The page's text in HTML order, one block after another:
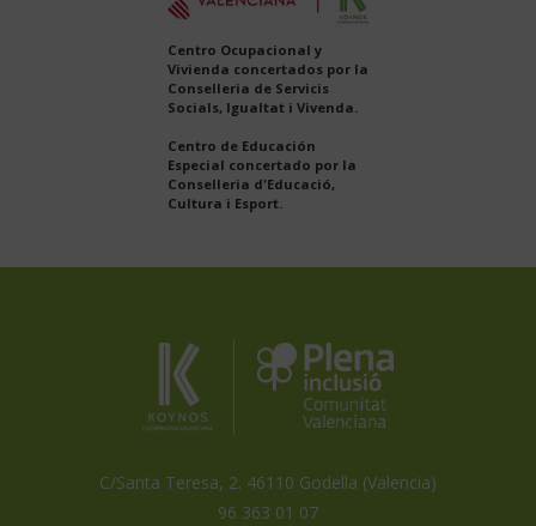
Centro Ocupacional y
Vivienda concertados por la
Conselleria de Servicis
Socials, Igualtat i Vivenda.
Centro de Educación
Especial concertado por la
Conselleria d'Educació,
Cultura i Esport.
Koynos
Coopertiva
Valenciana
miembro
Inclusión
Comunidad
Valenciana
C/Santa Teresa, 2. 46110 Godella (Valencia)
96 363 01 07